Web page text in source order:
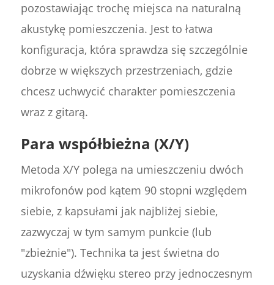
pozostawiając trochę miejsca na naturalną
akustykę pomieszczenia. Jest to łatwa
konfiguracja, która sprawdza się szczególnie
dobrze w większych przestrzeniach, gdzie
chcesz uchwycić charakter pomieszczenia
wraz z gitarą.
Para współbieżna (X/Y)
Metoda X/Y polega na umieszczeniu dwóch
mikrofonów pod kątem 90 stopni względem
siebie, z kapsułami jak najbliżej siebie,
zazwyczaj w tym samym punkcie (lub
"zbieżnie"). Technika ta jest świetna do
uzyskania dźwięku stereo przy jednoczesnym